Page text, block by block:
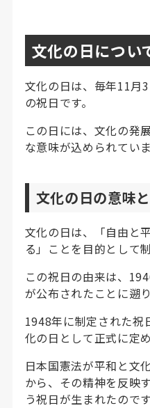
文化の日につい
文化の日は、毎年11月
の祝日です。
この日には、文化の発
な意味が込められていま
文化の日の意味
文化の日は、「自由と
る」ことを目的として
この祝日の由来は、
が公布されたことに遡り
1948年に制定された祝
化の日として正式に定
日本国憲法が平和と文
から、その精神を反映
う祝日が生まれたのです